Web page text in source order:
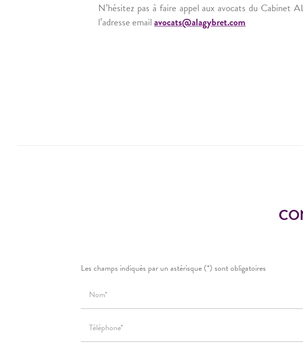
N’hésitez pas à faire appel aux avocats du
l’adresse emailavocats@alagybret.com
Les champs indiqués par un astérisque (*) sont obligatoires
Nom*
Téléphone*